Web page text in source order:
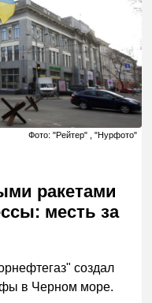
Фото: "Рейтер" , "Нурфото"
ракетами
месть за
создал
в Черном море.